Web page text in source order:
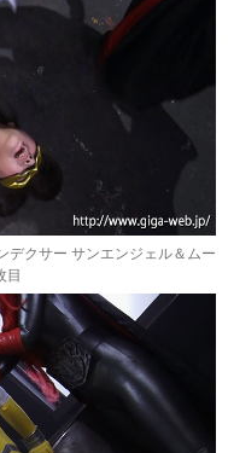
デクサー サンエンジェル＆ムー
目